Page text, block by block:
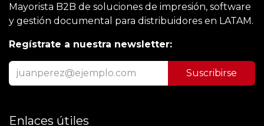
Mayorista B2B de soluciones de impresión, software
y gestión documental para distribuidores en LATAM.
Regístrate a nuestra newsletter:
Suscribirse
Enlaces útiles